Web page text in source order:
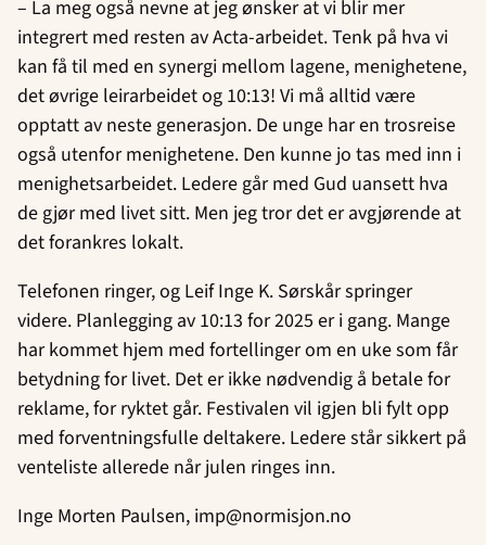
– La meg også nevne at jeg ønsker at vi blir mer
integrert med resten av Acta-arbeidet. Tenk på hva vi
kan få til med en synergi mellom lagene, menighetene,
det øvrige leirarbeidet og 10:13! Vi må alltid være
opptatt av neste generasjon. De unge har en trosreise
også utenfor menighetene. Den kunne jo tas med inn i
menighetsarbeidet. Ledere går med Gud uansett hva
de gjør med livet sitt. Men jeg tror det er avgjørende at
det forankres lokalt.
Telefonen ringer, og Leif Inge K. Sørskår springer
videre. Planlegging av 10:13 for 2025 er i gang. Mange
har kommet hjem med fortellinger om en uke som får
betydning for livet. Det er ikke nødvendig å betale for
reklame, for ryktet går. Festivalen vil igjen bli fylt opp
med forventningsfulle deltakere. Ledere står sikkert på
venteliste allerede når julen ringes inn.
Inge Morten Paulsen, imp@normisjon.no